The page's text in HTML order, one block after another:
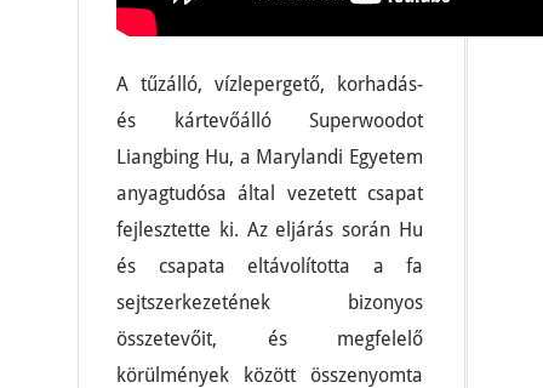
A tűzálló, vízlepergető, korhadás-
és kártevőálló Superwoodot
Liangbing Hu, a Marylandi Egyetem
anyagtudósa által vezetett csapat
fejlesztette ki. Az eljárás során Hu
és csapata eltávolította a fa
sejtszerkezetének bizonyos
összetevőit, és megfelelő
körülmények között összenyomta